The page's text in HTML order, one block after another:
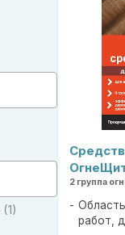
1
2 группа
работ,